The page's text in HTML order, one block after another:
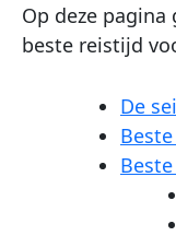
Op deze
beste reistijd
De